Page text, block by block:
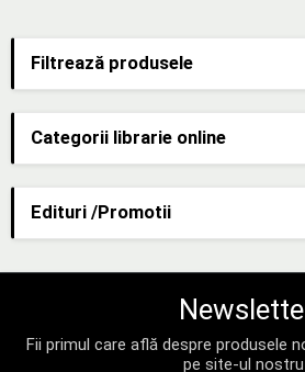
Filtrează produsele
Categorii librarie online
Edituri /Promotii
Fii primul care află despre produsele
pe site-ul